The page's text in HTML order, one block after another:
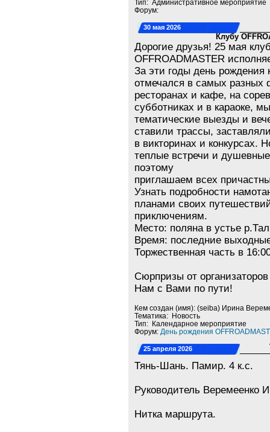
Тип: Административное мероприятие
Форум:
30 мая 2026
Клубу
Дорогие друзья! 25 мая
OFFROADMASTER
За эти годы день рождения
отмечался в самых разных
ресторанах и кафе, на
субботниках и в караоке,
тематические выезды и
ставили трассы,
в викторинах и конкурсах.
теплые встречи и душевные
поэтому
приглашаем всех
Узнать подробности
планами своих
приключениям.
Место: поляна в устье
Время: последние
Торжественная часть в
Сюрпризы от
Нам с Вами по пути!
Кем создан (имя): (seiba) Ирина
Тематика: Новость
Тип: Календарное мероприятие
Форум: День рождения
25 апреля 2026
Тянь-Шань. Памир. 4 к.с.
Руководитель Веремеенко
Нитка маршрута.